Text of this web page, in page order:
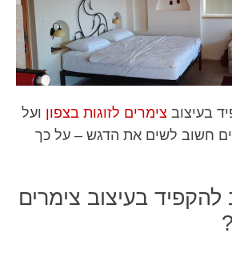
בעיצוב צימרים לזוגות בצפון ועל
חשוב לשים את הדגש – על כך
בעיצוב צימרים